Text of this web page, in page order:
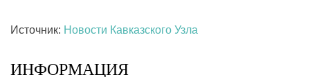
Источник: Новости Кавказского Узла
ИНФОРМАЦИЯ